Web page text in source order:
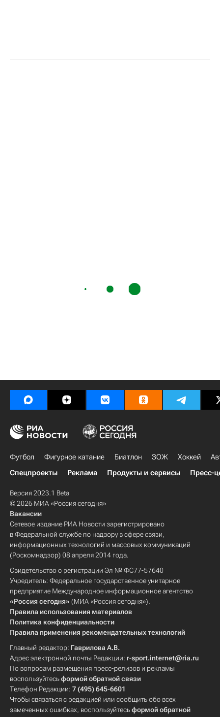
Футбол Фигурное катание Биатлон ЗОЖ Хоккей
Спецпроекты
Реклама Продукты и сервисы Пресс-
Версия 2023.1 Beta
© 2026 МИА «Россия сегодня»
Вакансии
Сетевое издание РИА Новости зарегистрировано
в Федеральной службе по надзору в сфере связи,
информационных технологий и массовых коммуникаций
(Роскомнадзор) 08 апреля 2014 года.
Свидетельство о регистрации Эл № ФС77-57640
Учредитель: Федеральное государственное унитарное
предприятие Международное информационное агентство
«Россия сегодня» (МИА «Россия сегодня»).
Правила использования материалов
Политика конфиденциальности
Правила применения рекомендательных технологий
Главный редактор: Гаврилова А.В.
Адрес электронной почты Редакции: r-sport.internet@ria.ru
По вопросам размещения пресс-релизов и рекламы
воспользуйтесьформой обратной связи
Телефон Редакции: 7 (495) 645-6601
Чтобы связаться с редакцией или сообщить обо всех
замеченных ошибках, воспользуйтесьформой обратной